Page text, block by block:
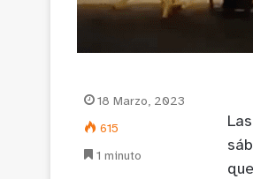
18 Marzo, 2023
615
1 minuto